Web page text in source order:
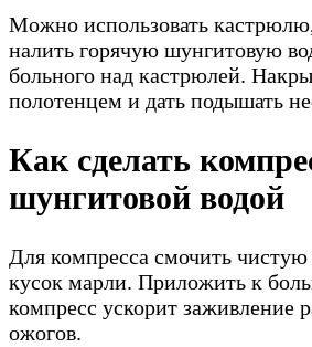
Можно использовать
налить горячую шунгитовую
больного над кастрюлей.
полотенцем и дать подышать
Как сделать
шунгитовой водой
Для компресса смочить
кусок марли. Приложить к
компресс ускорит заживление
ожогов.